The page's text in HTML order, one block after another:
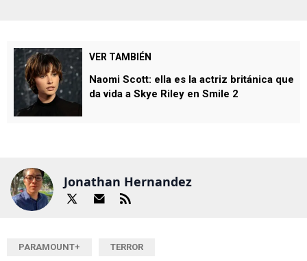
VER TAMBIÉN
Naomi Scott: ella es la actriz británica que
da vida a Skye Riley en Smile 2
Jonathan Hernandez
PARAMOUNT+ TERROR